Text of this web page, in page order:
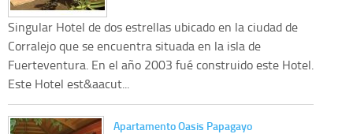
Singular Hotel de dos estrellas ubicado en la ciudad de
Corralejo que se encuentra situada en la isla de
Fuerteventura. En el año 2003 fué construido este Hotel.
Este Hotel est&aacut...
Apartamento Oasis Papagayo